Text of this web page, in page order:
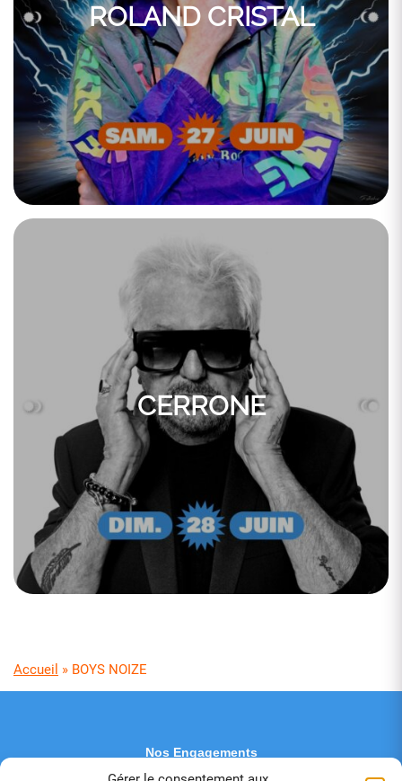
ROLAND CRISTAL
CERRONE
Accueil » BOYS NOIZE
Nos Engagements